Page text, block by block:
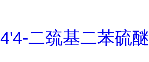
4'4-二巯基二苯硫醚